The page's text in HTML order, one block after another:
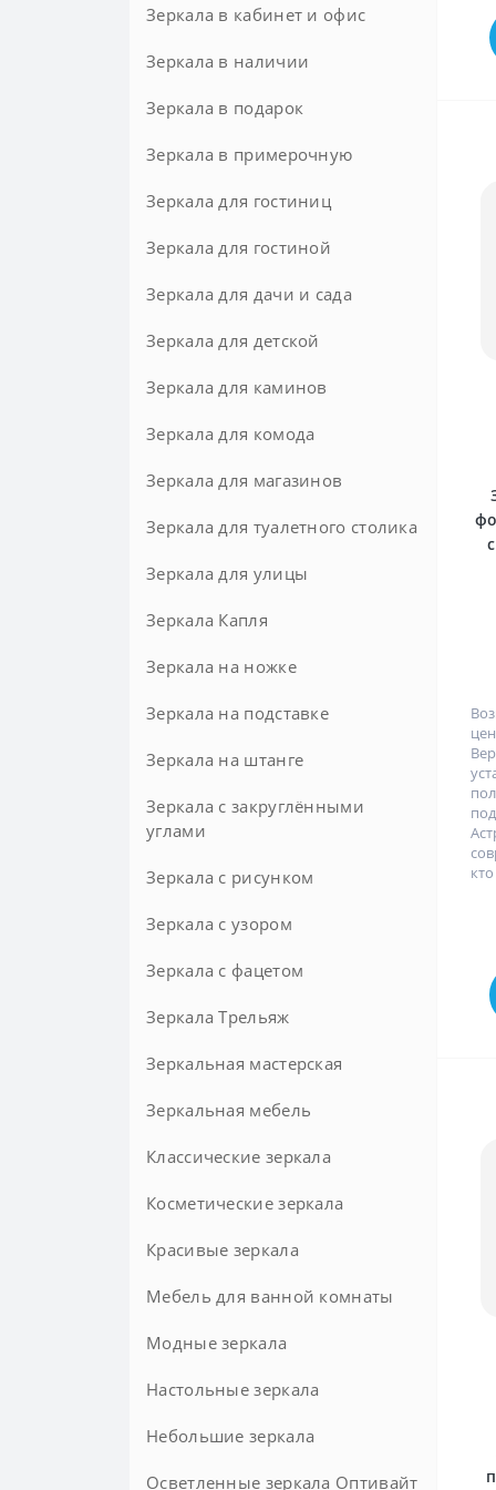
Зеркала в кабинет и офис
Зеркала в наличии
Зеркала в подарок
Зеркала в примерочную
Зеркала для гостиниц
Зеркала для гостиной
Зеркала для дачи и сада
Зеркала для детской
Зеркала для каминов
Зеркала для комода
Зеркала для магазинов
Зеркала для туалетного столика
Зеркала для улицы
Зеркала Капля
Зеркала на ножке
Напольные
Настольные
Зеркала на подставке
Зеркала на штанге
Зеркала с закруглёнными
углами
Зеркала с рисунком
Зеркала с узором
Зеркала с фацетом
Круглые с фацетом
Зеркала Трельяж
Зеркальная мастерская
Зеркала на заказ
Зеркальная мебель
Классические зеркала
Косметические зеркала
Красивые зеркала
Мебель для ванной комнаты
Комоды в ванную комнату
Комплектующие для мебели в
Модные зеркала
Настольные зеркала
Небольшие зеркала
Осветленные зеркала Оптивайт